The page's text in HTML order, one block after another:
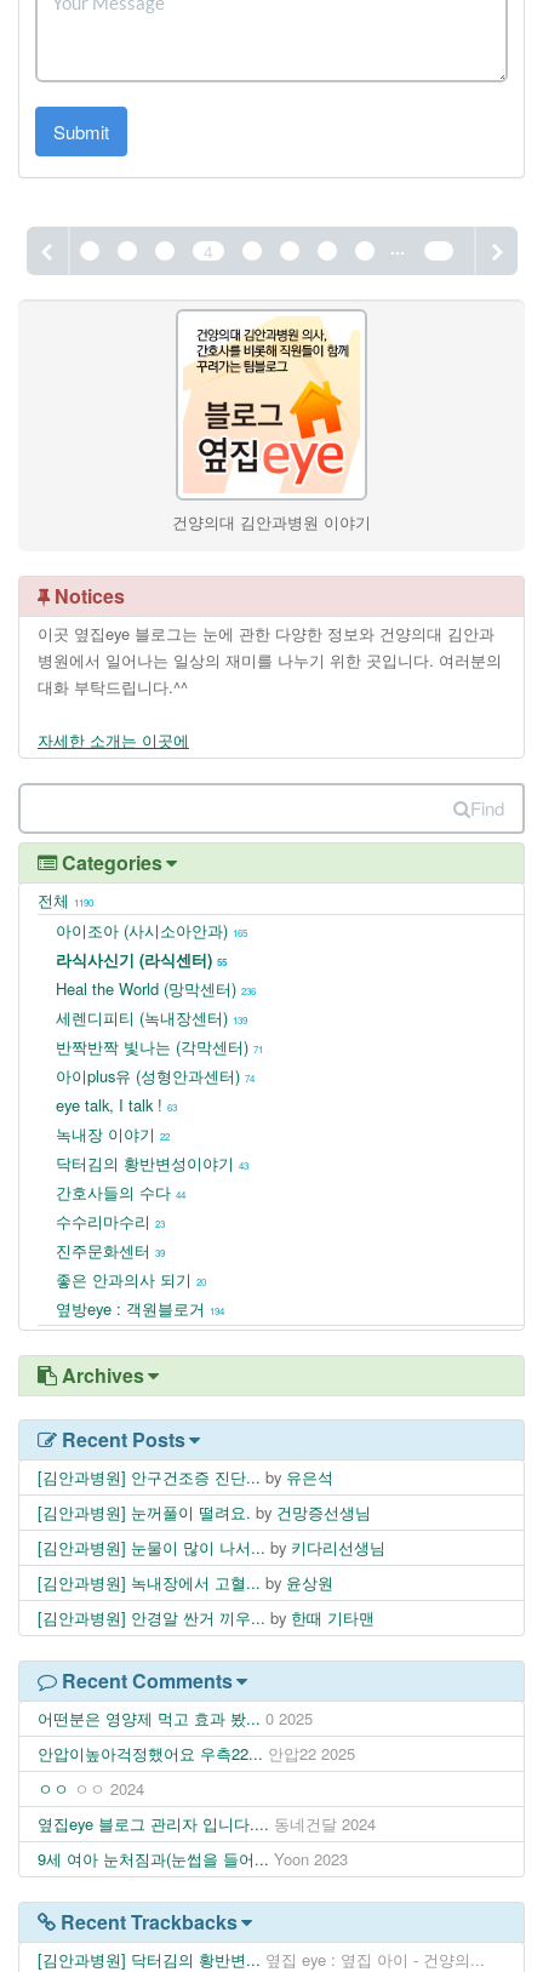
Submit
4 ...
건양의대 김안과병원 이야기
Notices
이곳 옆집eye 블로그는 눈에 관한 다양한 정보와 건양의대 김안과
병원에서 일어나는 일상의 재미를 나누기 위한 곳입니다. 여러분의
대화 부탁드립니다.^^
자세한 소개는 이곳에
Find
Categories
전체 1190
아이조아 (사시소아안과) 165
라식사신기 (라식센터) 55
Heal the World (망막센터) 236
세렌디피티 (녹내장센터) 139
반짝반짝 빛나는 (각막센터) 71
아이plus유 (성형안과센터) 74
eye talk, I talk ! 63
녹내장 이야기 22
닥터김의 황반변성이야기 43
간호사들의 수다 44
수수리마수리 23
진주문화센터 39
좋은 안과의사 되기 20
옆방eye : 객원블로거 194
Archives
Recent Posts
[김안과병원] 안구건조증 진단... by 유은석
[김안과병원] 눈꺼풀이 떨려요. by 건망증선생님
[김안과병원] 눈물이 많이 나서... by 키다리선생님
[김안과병원] 녹내장에서 고혈... by 윤상원
[김안과병원] 안경알 싼거 끼우... by 한때 기타맨
Recent Comments
어떤분은 영양제 먹고 효과 봤... 0 2025
안압이높아걱정했어요 우측22... 안압22 2025
ㅇㅇ ㅇㅇ 2024
옆집eye 블로그 관리자 입니다.... 동네건달 2024
9세 여아 눈처짐과(눈썹을 들어... Yoon 2023
Recent Trackbacks
[김안과병원] 닥터김의 황반변... 옆집 eye : 옆집 아이 - 건양의...